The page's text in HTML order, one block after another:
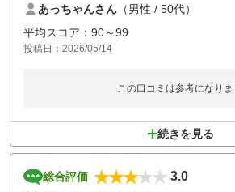
あっちゃんさん （男性 / 50代）
平均スコア：90～99
投稿日：2026/05/14
この口コミは参考になりま
続きを見る
総合評価
3.0